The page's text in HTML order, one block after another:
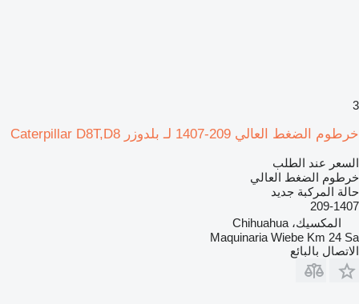
3
خرطوم الضغط العالي 209-1407 لـ بلدوزر Caterpillar D8T,D8
السعر عند الطلب
خرطوم الضغط العالي
حالة المركبة جديد
209-1407
المكسيك، Chihuahua
Maquinaria Wiebe Km 24 Sa
الاتصال بالبائع